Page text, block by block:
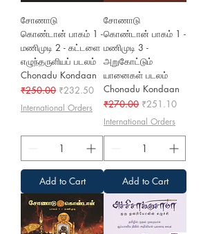
சோணாடு
கொண்டான் பாகம் 1 -
மணிமுடி 2 - கட்டளை
எழுந்தருளியப் படலம்
Chonadu Kondaan
Regular Price
₹250.00 Sale Price
₹232.50
International Orders
Add to Cart
சோணாடு
கொண்டான் பாகம் 1 -
மணிமுடி 3 -
அறுகோட்டும்
யானைகள் படலம்
Chonadu Kondaan
Regular Price
₹270.00 Sale Price
₹251.10
International Orders
Add to Cart